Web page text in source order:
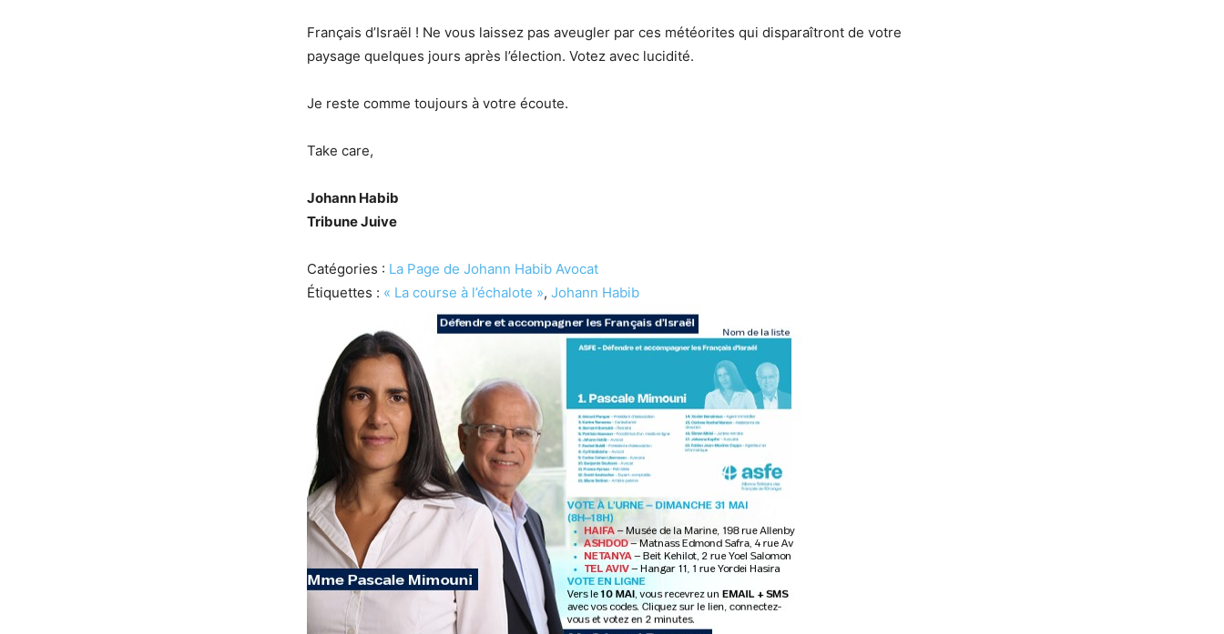
Français d’Israël ! Ne vous laissez pas aveugler par ces météorites qui disparaîtront de votre
paysage quelques jours après l’élection. Votez avec lucidité.
Je reste comme toujours à votre écoute.
Take care,
Johann Habib
Tribune Juive
Catégories : La Page de Johann Habib Avocat
Étiquettes : « La course à l’échalote », Johann Habib